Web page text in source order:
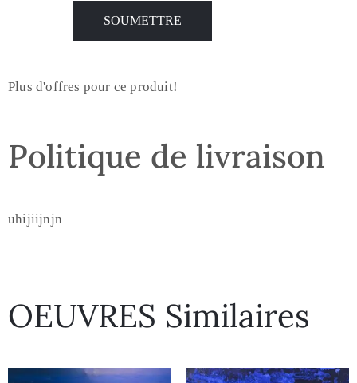
Plus d'offres pour ce produit!
Politique de livraison
uhijiijnjn
OEUVRES Similaires